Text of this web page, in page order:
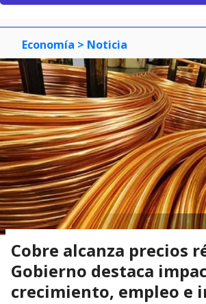
Economía > Noticia
Cobre alcanza precios
Gobierno destaca
crecimiento, empleo e